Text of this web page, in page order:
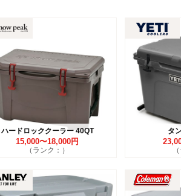
ハードロッククーラー 40QT
15,000〜18,000円
（ランク：）
タ